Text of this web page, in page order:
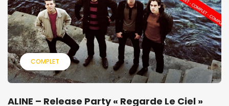
COMPLET
ALINE – Release Party « Regarde Le Ciel »